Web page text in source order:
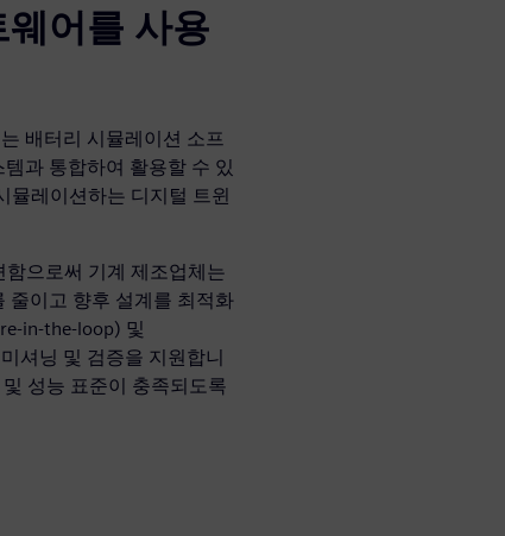
어를 사용
배터리 시뮬레이션 소프
템과 통합하여 활용할 수 있
뮬레이션하는 디지털 트윈
으로써 기계 제조업체는
줄이고 향후 설계를 최적화
in-the-loop) 및
셔닝 및 검증을 지원합니
성능 표준이 충족되도록